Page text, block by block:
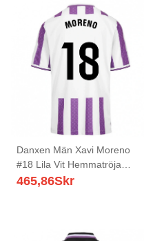
Danxen Män Xavi Moreno
#18 Lila Vit Hemmatröja
Matchtröjor 2025/26 Tröjor
465,86Skr